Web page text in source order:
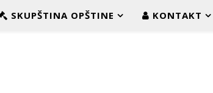
SKUPŠTINA OPŠTINE KONTAKT